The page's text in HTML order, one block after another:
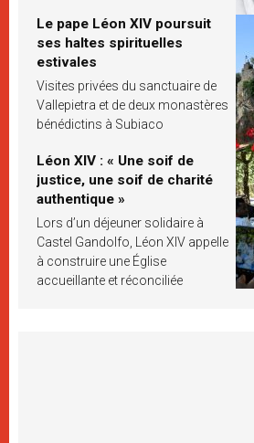
Le pape Léon XIV poursuit
ses haltes spirituelles
estivales
Visites privées du sanctuaire de
Vallepietra et de deux monastères
bénédictins à Subiaco
Léon XIV : « Une soif de
justice, une soif de charité
authentique »
Lors d’un déjeuner solidaire à
Castel Gandolfo, Léon XIV appelle
à construire une Église
accueillante et réconciliée